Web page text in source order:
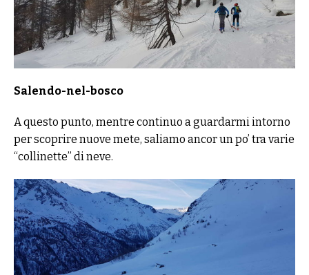
Salendo-nel-bosco
A questo punto, mentre continuo a guardarmi intorno
per scoprire nuove mete, saliamo ancor un po’ tra varie
“collinette” di neve.